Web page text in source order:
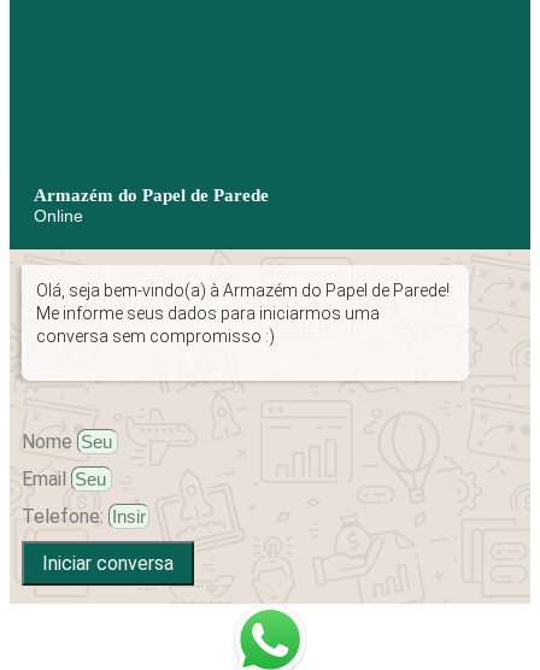
Armazém do Papel de Parede
Online
Olá, seja bem-vindo(a) à Armazém do Papel de Parede!
Me informe seus dados para iniciarmos uma
conversa sem compromisso :)
Nome
Email
Telefone:
Iniciar conversa